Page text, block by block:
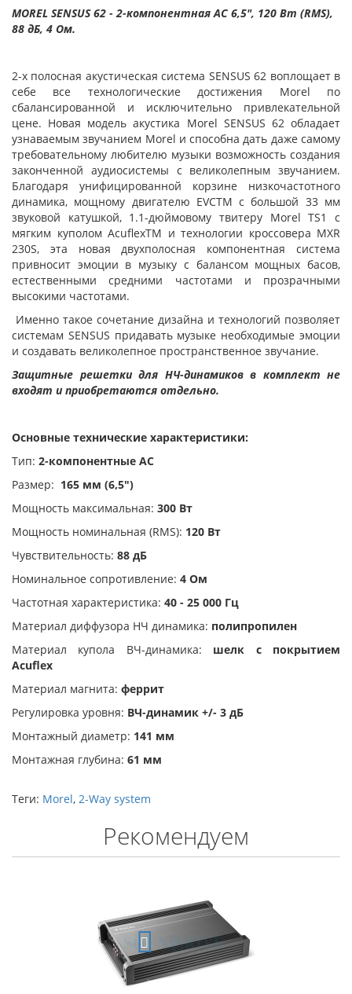
MOREL SENSUS 62 - 2-компонентная АС 6,5", 120 Вт (RMS),
88 дБ, 4 Ом.
2-х полосная акустическая система SENSUS 62 воплощает в
себе все технологические достижения Morel по
сбалансированной и исключительно привлекательной
цене. Новая модель акустика Morel SENSUS 62 обладает
узнаваемым звучанием Morel и способна дать даже самому
требовательному любителю музыки возможность создания
законченной аудиосистемы с великолепным звучанием.
Благодаря унифицированной корзине низкочастотного
динамика, мощному двигателю EVCTM с большой 33 мм
звуковой катушкой, 1.1-дюймовому твитеру Morel TS1 с
мягким куполом AcuflexTM и технологии кроссовера MXR
230S, эта новая двухполосная компонентная система
привносит эмоции в музыку с балансом мощных басов,
естественными средними частотами и прозрачными
высокими частотами.
Именно такое сочетание дизайна и технологий позволяет
системам SENSUS придавать музыке необходимые эмоции
и создавать великолепное пространственное звучание.
Защитные решетки для НЧ-динамиков в комплект не
входят и приобретаются отдельно.
Основные технические характеристики:
Тип: 2-компонентные АС
Размер: 165 мм (6,5")
Мощность максимальная: 300 Вт
Мощность номинальная (RMS): 120 Вт
Чувствительность: 88 дБ
Номинальное сопротивление: 4 Ом
Частотная характеристика: 40 - 25 000 Гц
Материал диффузора НЧ динамика: полипропилен
Материал купола ВЧ-динамика: шелк с покрытием
Acuflex
Материал магнита: феррит
Регулировка уровня: ВЧ-динамик +/- 3 дБ
Монтажный диаметр: 141 мм
Монтажная глубина: 61 мм
Теги: Morel, 2-Way system
Рекомендуем